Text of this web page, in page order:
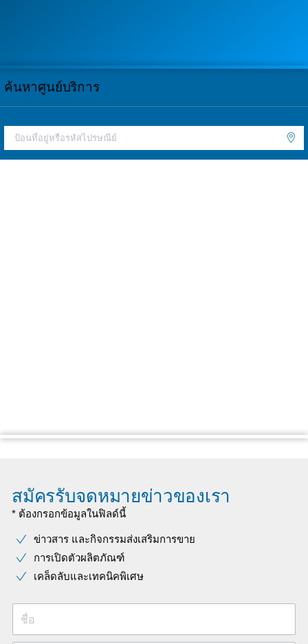
ค้นหาศูนย์บริการ
สมัครรับจดหมายข่าวของเรา
* ต้องกรอกข้อมูลในฟิลด์นี้
ข่าวสาร และกิจกรรมส่งเสริมการขาย
การเปิดตัวผลิตภัณฑ์
เคล็ดลับและเทคนิคพิเศษ
ชื่อ